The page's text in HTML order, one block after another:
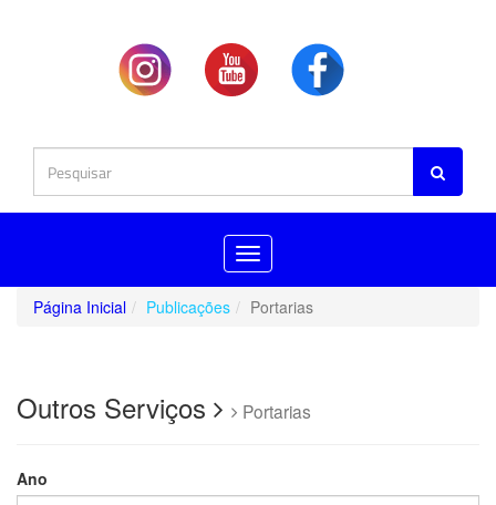
Toggle
navigation
Página Inicial
Publicações Portarias
Outros Serviços Portarias
Ano